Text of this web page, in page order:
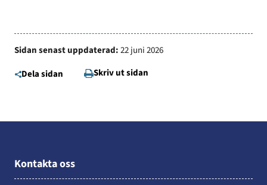
Sidan senast uppdaterad:22 juni 2026
Dela sidan
Skriv ut sidan
Kontakta oss